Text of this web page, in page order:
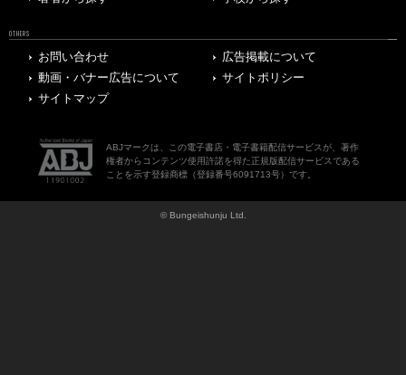
OTHERS
お問い合わせ
広告掲載について
動画・バナー広告について
サイトポリシー
サイトマップ
ABJマークは、この電子書店・電子書籍配信サービスが、著作
権者からコンテンツ使用許諾を得た正規版配信サービスである
ことを示す登録商標（登録番号6091713号）です。
© Bungeishunju Ltd.